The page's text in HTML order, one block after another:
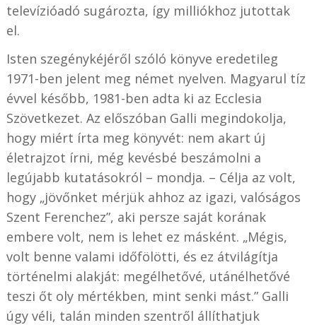
televízióadó sugározta, így milliókhoz jutottak
el.
Isten szegénykéjéről szóló könyve eredetileg
1971-ben jelent meg német nyelven. Magyarul tíz
évvel később, 1981-ben adta ki az Ecclesia
Szövetkezet. Az előszóban Galli megindokolja,
hogy miért írta meg könyvét: nem akart új
életrajzot írni, még kevésbé beszámolni a
legújabb kutatásokról – mondja. – Célja az volt,
hogy „jövőnket mérjük ahhoz az igazi, valóságos
Szent Ferenchez”, aki persze saját korának
embere volt, nem is lehet ez másként. „Mégis,
volt benne valami időfölötti, és ez átvilágítja
történelmi alakját: megélhetővé, utánélhetővé
teszi őt oly mértékben, mint senki mást.” Galli
úgy véli, talán minden szentről állíthatjuk